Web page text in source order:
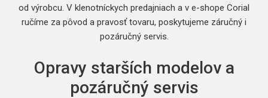
od výrobcu. V klenotníckych predajniach a v e-shope Corial
ručíme za pôvod a pravosť tovaru, poskytujeme záručný i
pozáručný servis.
Opravy starších modelov a
pozáručný servis